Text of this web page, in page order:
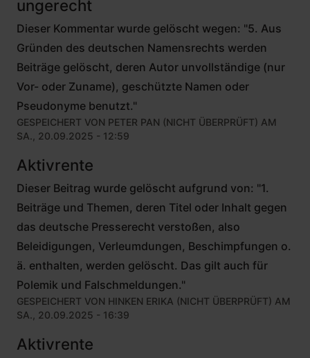
ungerecht
Dieser Kommentar wurde gelöscht wegen: "5. Aus
Gründen des deutschen Namensrechts werden
Beiträge gelöscht, deren Autor unvollständige (nur
Vor- oder Zuname), geschützte Namen oder
Pseudonyme benutzt."
GESPEICHERT VON PETER PAN (NICHT ÜBERPRÜFT) AM
SA., 20.09.2025 - 12:59
Aktivrente
Dieser Beitrag wurde gelöscht aufgrund von: "1.
Beiträge und Themen, deren Titel oder Inhalt gegen
das deutsche Presserecht verstoßen, also
Beleidigungen, Verleumdungen, Beschimpfungen o.
ä. enthalten, werden gelöscht. Das gilt auch für
Polemik und Falschmeldungen."
GESPEICHERT VON HINKEN ERIKA (NICHT ÜBERPRÜFT) AM
SA., 20.09.2025 - 16:39
Aktivrente